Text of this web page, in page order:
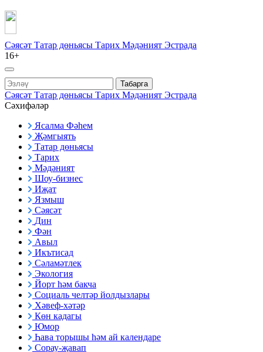
Сәясәт Татар дөньясы Тарих Мәдәният Эстрада
16+
Табарга
Сәясәт Татар дөньясы Тарих Мәдәният Эстрада
Сәхифәләр
Ясалма Фәһем
Җәмгыять
Татар дөньясы
Тарих
Мәдәният
Шоу-бизнес
Иҗат
Язмыш
Сәясәт
Дин
Фән
Авыл
Икътисад
Сәламәтлек
Экология
Йорт һәм бакча
Социаль челтәр йолдызлары
Хәвеф-хәтәр
Көн кадагы
Юмор
Һава торышы һәм ай календаре
Сорау-җавап